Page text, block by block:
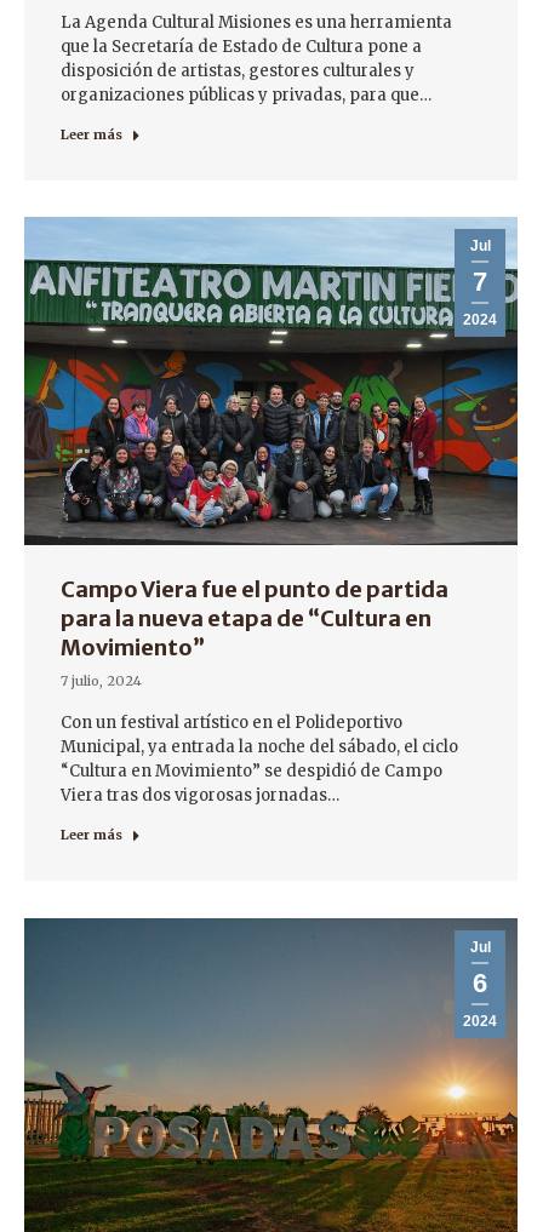
La Agenda Cultural Misiones es una herramienta
que la Secretaría de Estado de Cultura pone a
disposición de artistas, gestores culturales y
organizaciones públicas y privadas, para que…
Leer más
Jul
7
2024
Campo Viera fue el punto de partida
para la nueva etapa de “Cultura en
Movimiento”
7 julio, 2024
Con un festival artístico en el Polideportivo
Municipal, ya entrada la noche del sábado, el ciclo
“Cultura en Movimiento” se despidió de Campo
Viera tras dos vigorosas jornadas…
Leer más
Jul
6
2024